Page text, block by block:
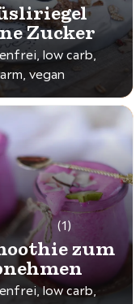
Zucker
low carb,
vegan
(1)
zum
low carb,